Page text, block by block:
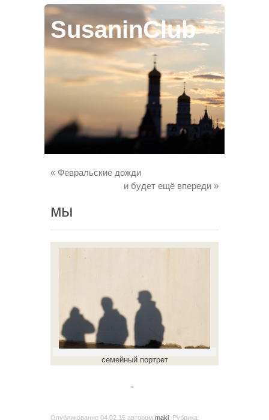
SusaninClub
« Февральские дожди
и будет ещё впереди »
мы
семейный портрет
。
Опубликованно 04.02.15 автором maki . Рубрика: